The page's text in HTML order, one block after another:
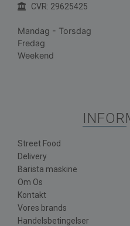
CVR: 29625425
Mandag - Torsdag
Fredag
Weekend
Street Food
Delivery
Barista maskine
Om Os
Kontakt
Vores brands
Handelsbetingelser